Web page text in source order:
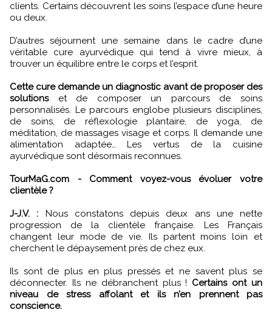
clients. Certains découvrent les soins l’espace d’une heure
ou deux.
D’autres séjournent une semaine dans le cadre d’une
véritable cure ayurvédique qui tend à vivre mieux, à
trouver un équilibre entre le corps et l’esprit.
Cette cure demande un diagnostic avant de proposer des
solutionset de composer un parcours de soins
personnalisés. Le parcours englobe plusieurs disciplines,
de soins, de réflexologie plantaire, de yoga, de
méditation, de massages visage et corps. Il demande une
alimentation adaptée… Les vertus de la cuisine
ayurvédique sont désormais reconnues.
TourMaG.com - Comment voyez-vous évoluer votre
clientèle ?
J-J.V. : Nous constatons depuis deux ans une nette
progression de la clientèle française. Les Français
changent leur mode de vie. Ils partent moins loin et
cherchent le dépaysement près de chez eux.
Ils sont de plus en plus pressés et ne savent plus se
déconnecter. Ils ne débranchent plus ! Certains ont un
niveau de stress affolant et ils n’en prennent pas
conscience.